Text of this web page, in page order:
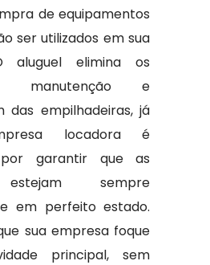
de equipamentos
ser utilizados em sua
aluguel elimina os
manutenção e
das empilhadeiras, já
locadora é
por garantir que as
estejam sempre
em perfeito estado.
sua empresa foque
principal, sem